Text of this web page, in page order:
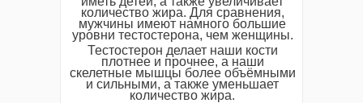
количество жира. Для сравнения,
мужчины имеют намного большие
уровни тестостерона, чем женщины.
Тестостерон делает наши кости
плотнее и прочнее, а наши
скелетные мышцы более объёмными
и сильными, а также уменьшает
количество жира.